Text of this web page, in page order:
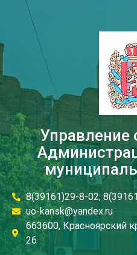
Управление
8(39161)29-8-02;
uo-kansk@yandex.ru
663600, Красноярский
26